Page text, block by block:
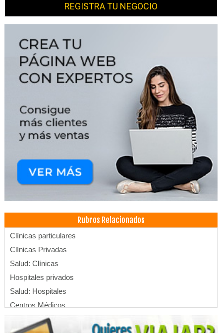
REGISTRA TU NEGOCIO
Rubros Relacionados
Clínicas particulares
Clínicas Privadas
Salud: Clínicas
Hospitales privados
Salud: Hospitales
Centros Médicos
Salud: Centros Médicos